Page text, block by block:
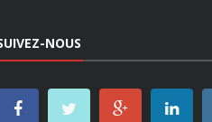
NOUS